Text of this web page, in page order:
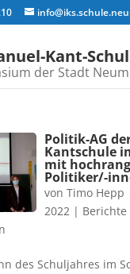
Kant-
der Stadt
Politik-AG
Kantschule
mit
Politiker/-
von Timo Hepp
2022|
des Schuljahres im